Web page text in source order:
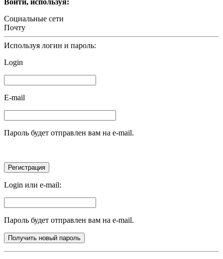
Войти, используя:
Социальные сети
Почту
Используя логин и пароль:
Login
E-mail
Пароль будет отправлен вам на e-mail.
Login или e-mail:
Пароль будет отправлен вам на e-mail.